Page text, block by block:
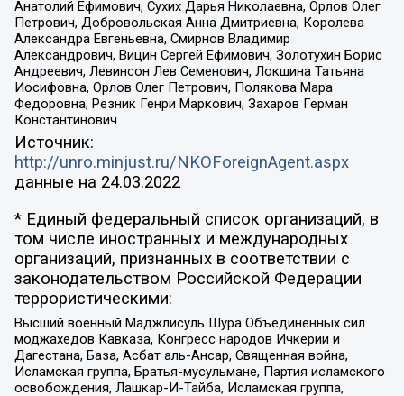
Анатолий Ефимович, Сухих Дарья Николаевна, Орлов Олег
Петрович, Добровольская Анна Дмитриевна, Королева
Александра Евгеньевна, Смирнов Владимир
Александрович, Вицин Сергей Ефимович, Золотухин Борис
Андреевич, Левинсон Лев Семенович, Локшина Татьяна
Иосифовна, Орлов Олег Петрович, Полякова Мара
Федоровна, Резник Генри Маркович, Захаров Герман
Константинович
Источник:
http://unro.minjust.ru/NKOForeignAgent.aspx
данные на 24.03.2022
* Единый федеральный список организаций, в
том числе иностранных и международных
организаций, признанных в соответствии с
законодательством Российской Федерации
террористическими:
Высший военный Маджлисуль Шура Объединенных сил
моджахедов Кавказа, Конгресс народов Ичкерии и
Дагестана, База, Асбат аль-Ансар, Священная война,
Исламская группа, Братья-мусульмане, Партия исламского
освобождения, Лашкар-И-Тайба, Исламская группа,